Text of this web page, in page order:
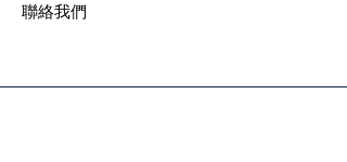
​聯絡我們